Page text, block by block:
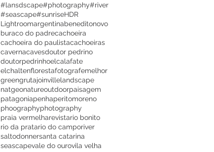
#lansdscape#photography#river
#seascape#sunriseHDR
Lightroomargentinabeneditonovo
buraco do padrecachoeira
cachoeira do paulistacachoeiras
cavernacavesdoutor pedrino
doutorpedrinhoelcalafate
elchaltenflorestafotografemelhor
greengrutajoinvillelandscape
natgeonatureoutdoorpaisagem
patagoniapenhaperitomoreno
phoographyphotography
praia vermelharevistario bonito
rio da pratario do camporiver
saltodonnersanta catarina
seascapevale do ourovila velha